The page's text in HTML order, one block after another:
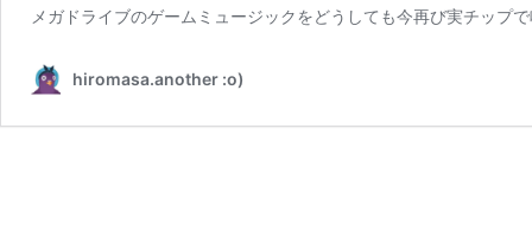
メガドライブのゲームミュージックをどうしても今再び実チッ
hiromasa.another :o)